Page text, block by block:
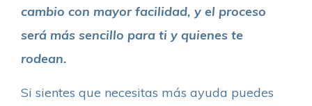
cambio con mayor facilidad, y el proceso
será más sencillo para ti y quienes te
rodean.
Si sientes que necesitas más ayuda puedes